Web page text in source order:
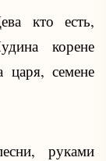
кто есть,
корене
семене
руками